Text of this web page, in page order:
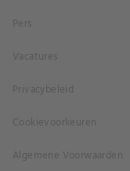
Pers
Vacatures
Privacybeleid
Cookievoorkeuren
Algemene Voorwaarden